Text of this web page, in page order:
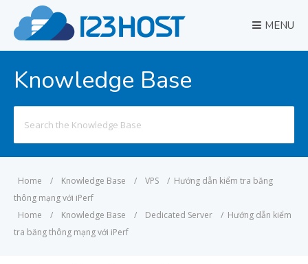
MENU
Knowledge Base
for:
Home / Knowledge Base / VPS / Hướng dẫn kiểm tra băng
thông mạng với iPerf
Home
/ Knowledge Base / Dedicated Server / Hướng dẫn kiểm
tra băng thông mạng với iPerf